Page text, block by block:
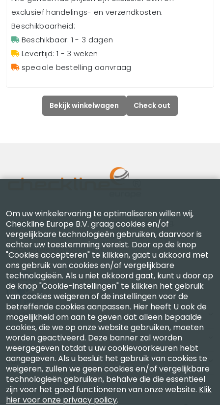
exclusief handelings- en verzendkosten.
Beschikbaarheid:
Beschikbaar: 1 - 3 dagen
Levertijd: 1 - 3 weken
speciale bestelling aanvraag
Bekijk winkelwagen Check out
Checkline Europe B.V. — specialisten in levering,
kalibratie, certificering en reparatie van hoogwaardige
precisiemeetinstrumenten.
Bedrijf
Account
Contact
Om uw winkelervaring te optimaliseren willen wij,
Checkline Europe B.V. graag cookies en/of
vergelijkbare technologieën gebruiken, daarvoor is
echter uw toestemming vereist. Door op de knop
"Cookies accepteren" te klikken, gaat u akkoord met
ons gebruik van cookies en/of vergelijkbare
technologieën. Als u niet akkoord gaat, kunt u door op
de knop "Cookie-instellingen" te klikken het gebruik
van cookies weigeren of de instellingen voor de
betreffende cookies aanpassen. Hier heeft U ook de
mogelijkheid om aan te geven dat alleen bepaalde
cookies, die we op onze website gebruiken, moeten
worden geactiveerd. Deze banner zal worden
weergegeven totdat u uw cookievoorkeuren hebt
aangegeven. Als u besluit het gebruik van cookies te
weigeren, zullen we geen cookies en/of vergelijkbare
technologieën gebruiken, behalve die die essentieel
zijn voor het goed functioneren van onze website. Klik
hier voor onze privacy policy.